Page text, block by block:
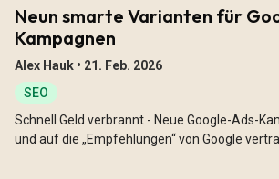
Neun smarte Varianten für
Kampagnen
Alex Hauk • 21. Feb. 2026
SEO
Schnell Geld verbrannt - Neue Google-Ads-
und auf die „Empfehlungen“ von Google